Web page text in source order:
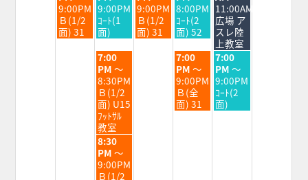
日,
9
月
1st
9:00PM
Ｂ(1/2
面) 31
日,
9
月
2nd
2026
9:00PM
ｺｰﾄ(1
面)
日,
9
月
3rd
9:00PM
Ｂ(1/2
面) 31
日,
9
月
4th
2026
8:00PM
ｺｰﾄ(2
面) 52
日,
9
月
5th
2026
11:00AM
広場 ア
スレ陸
上教室
水
曜
日,
9
月
2nd
2026
7:00
PM ～
8:30PM
Ｂ(1/2
面) U15
ﾌｯﾄｻﾙ
教室
金
曜
日,
9
月
4th
7:00
PM ～
9:00PM
Ｂ(全
面) 31
土
曜
日,
9
月
5th
7:00
PM ～
9:00PM
ｺｰﾄ(2
面)
水
曜
日,
9
8:30
PM ～
9:00PM
Ｂ(1/2